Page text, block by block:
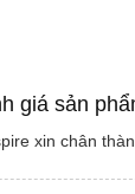
giá sản
xin chân